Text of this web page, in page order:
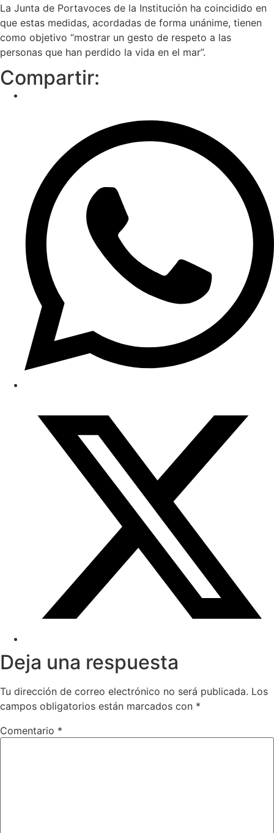
La Junta de Portavoces de la Institución ha coincidido en
que estas medidas, acordadas de forma unánime, tienen
como objetivo “mostrar un gesto de respeto a las
personas que han perdido la vida en el mar”.
Compartir:
Deja una respuesta
Tu dirección de correo electrónico no será publicada. Los
campos obligatorios están marcados con *
Comentario *